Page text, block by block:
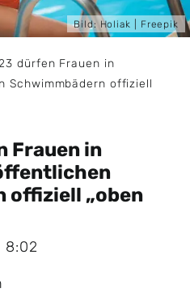
Bild:Holiak | Freepik
dürfen Frauen in
Schwimmbädern offiziell
Frauen in
offiziell „oben
8:02